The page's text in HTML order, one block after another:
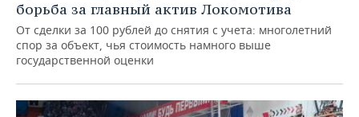
борьба за главный актив Локомотива
От сделки за 100 рублей до снятия с учета: многолетний
спор за объект, чья стоимость намного выше
государственной оценки